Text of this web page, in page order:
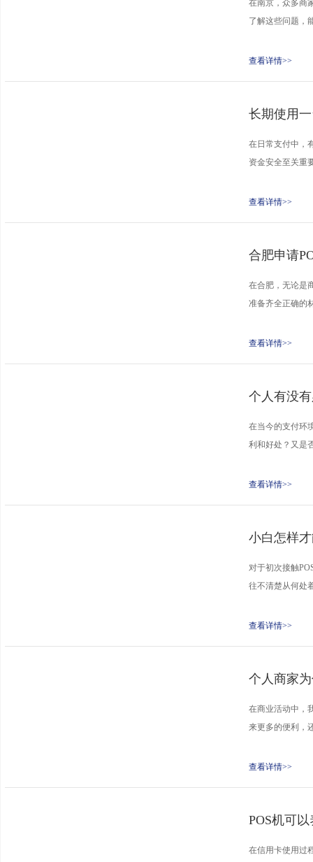
在南京，众多商
了解这些问题，
查看详情>>
长期使用
在日常支付中，
资金安全至关重
查看详情>>
合肥申请
在合肥，无论是
准备齐全正确的
查看详情>>
个人有没
在当今的支付环
利和好处？又是
查看详情>>
小白怎样
对于初次接触
往不清楚从何处
查看详情>>
个人商家
在商业活动中，
来更多的便利，
查看详情>>
POS机可
在信用卡使用过